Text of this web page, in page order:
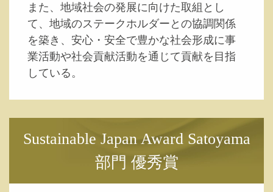
また、地域社会の発展に向けた取組とし
て、地域のステークホルダーとの協調関係
を築き、安心・安全で豊かな社会形成に事
業活動や社会貢献活動を通じて貢献を目指
している。
Sustainable Japan Award Satoyama
部門 優秀賞